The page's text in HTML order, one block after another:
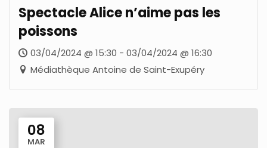
Spectacle Alice n’aime pas les
poissons
03/04/2024 @ 15:30 - 03/04/2024 @ 16:30
Médiathèque Antoine de Saint-Exupéry
08
MAR